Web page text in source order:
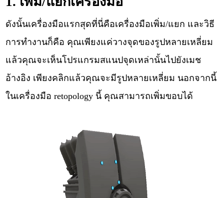
ดังนั้นเครื่องมือแรกสุดที่นี่คือเครื่องมือเพิ่ม/แยก และวิธี
การทำงานก็คือ คุณเพียงแค่วางจุดของรูปหลายเหลี่ยม
แล้วคุณจะเห็นโปรแกรมสแนปจุดเหล่านั้นไปยังเมช
อ้างอิง เพียงคลิกแล้วคุณจะมีรูปหลายเหลี่ยม นอกจากนี้
ในเครื่องมือ retopology นี้ คุณสามารถเพิ่มขอบได้